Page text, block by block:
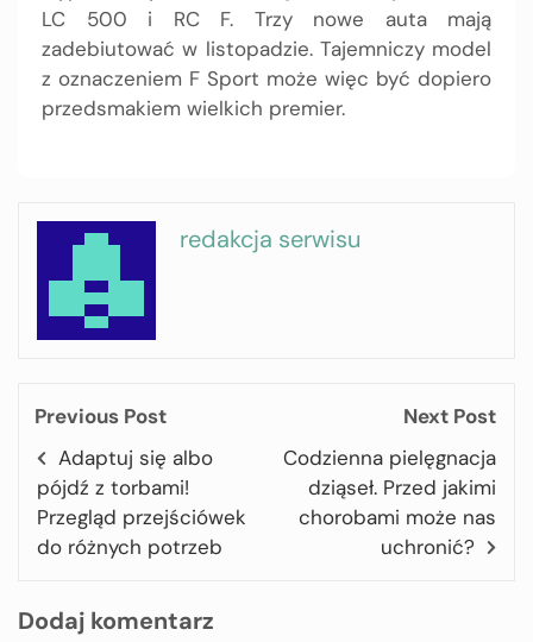
LC 500 i RC F. Trzy nowe auta mają
zadebiutować w listopadzie. Tajemniczy model
z oznaczeniem F Sport może więc być dopiero
przedsmakiem wielkich premier.
redakcja serwisu
Previous Post
Adaptuj się albo
pójdź z torbami!
Przegląd przejściówek
do różnych potrzeb
Next Post
Codzienna pielęgnacja
dziąseł. Przed jakimi
chorobami może nas
uchronić?
Dodaj komentarz